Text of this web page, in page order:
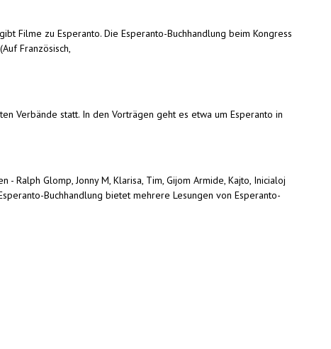
Filme zu Esperanto. Die Esperanto-Buchhandlung beim Kongress
Französisch,
Verbände statt. In den Vorträgen geht es etwa um Esperanto in
Ralph Glomp, Jonny M, Klarisa, Tim, Gijom Armide, Kajto, Inicialoj
Buchhandlung bietet mehrere Lesungen von Esperanto-